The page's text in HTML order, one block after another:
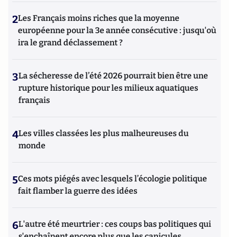
2Les Français moins riches que la moyenne
européenne pour la 3e année consécutive : jusqu'où
ira le grand déclassement ?
3La sécheresse de l’été 2026 pourrait bien être une
rupture historique pour les milieux aquatiques
français
4Les villes classées les plus malheureuses du
monde
5Ces mots piégés avec lesquels l’écologie politique
fait flamber la guerre des idées
6L'autre été meurtrier : ces coups bas politiques qui